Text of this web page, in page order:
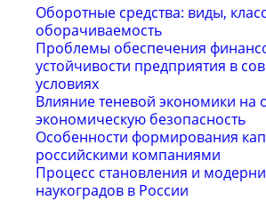
Оборотные средства: виды,
оборачиваемость
Проблемы обеспечения
устойчивости предприятия в
условиях
Влияние теневой экономики на
экономическую безопасность
Особенности формирования
российскими компаниями
Процесс становления и
наукоградов в России